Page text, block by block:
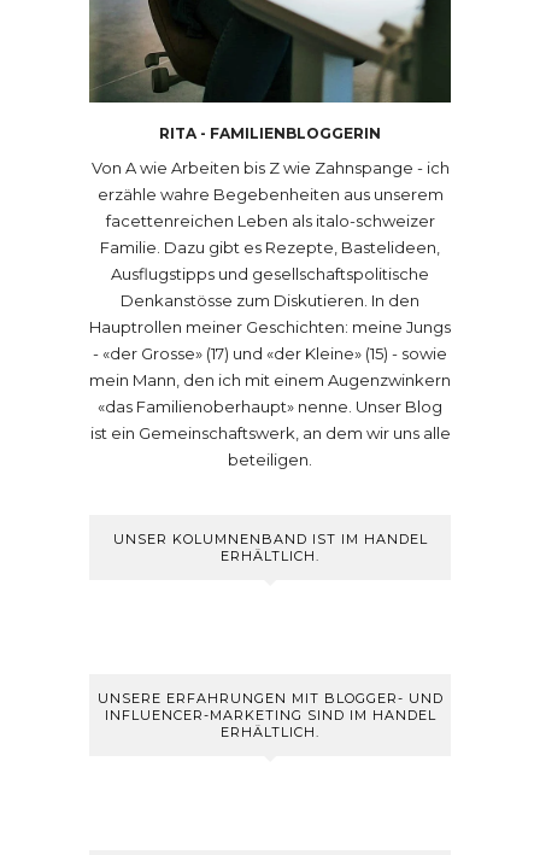
RITA - FAMILIENBLOGGERIN
Von A wie Arbeiten bis Z wie Zahnspange - ich
erzähle wahre Begebenheiten aus unserem
facettenreichen Leben als italo-schweizer
Familie. Dazu gibt es Rezepte, Bastelideen,
Ausflugstipps und gesellschaftspolitische
Denkanstösse zum Diskutieren. In den
Hauptrollen meiner Geschichten: meine Jungs
- «der Grosse» (17) und «der Kleine» (15) - sowie
mein Mann, den ich mit einem Augenzwinkern
«das Familienoberhaupt» nenne. Unser Blog
ist ein Gemeinschaftswerk, an dem wir uns alle
beteiligen.
UNSER KOLUMNENBAND IST IM HANDEL
ERHÄLTLICH.
UNSERE ERFAHRUNGEN MIT BLOGGER- UND
INFLUENCER-MARKETING SIND IM HANDEL
ERHÄLTLICH.